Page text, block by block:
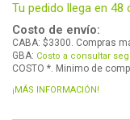
Tu pedido llega en 48
Costo de envío:
CABA: $3300. Compras
GBA: Costo a consultar
COSTO *. Minimo de
¡MÁS INFORMACIÓN!